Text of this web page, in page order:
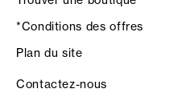
*Conditions des offres
Plan du site
Contactez-nous